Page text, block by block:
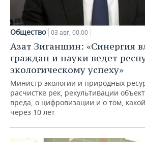
Общество 03 авг, 00:00
Азат Зиганшин: «Синергия
граждан и науки ведет
экологическому успеху»
Министр экологии и природных
расчистке рек, рекультивации
вреда, о цифровизации и о том,
через 10 лет